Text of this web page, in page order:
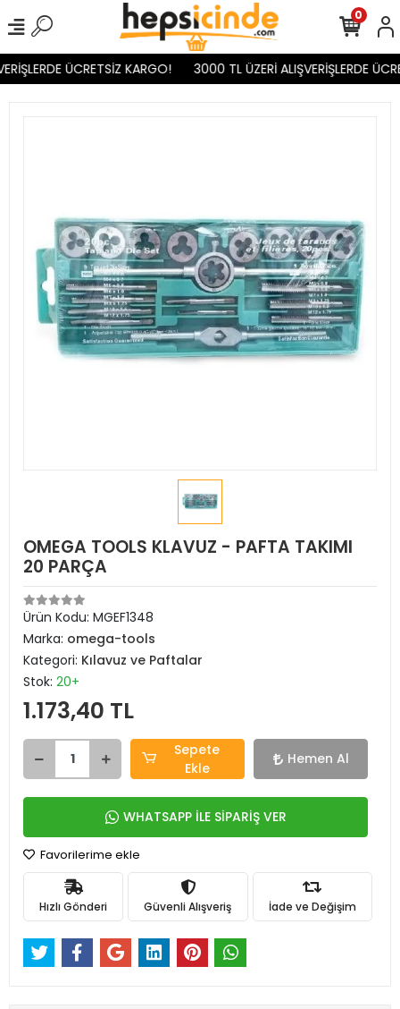
ÜCRETSİZ KARGO! 3000 TL ÜZERİ ALIŞVERİŞLERDE
0
OMEGA TOOLS KLAVUZ - PAFTA TAKIMI
20 PARÇA
Ürün Kodu: MGEF1348
Marka: omega-tools
Kategori: Kılavuz ve Paftalar
Stok: 20+
1.173,40 TL
Sepete
Ekle
Hemen Al
WHATSAPP İLE SİPARİŞ VER
Favorilerime ekle
Hızlı Gönderi Güvenli Alışveriş İade ve Değişim